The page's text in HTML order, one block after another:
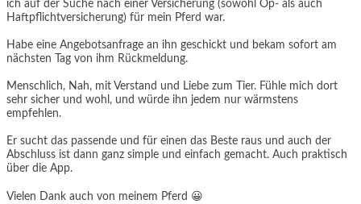
ich auf der Suche nach einer Versicherung (sowohl Op- als auch
Haftpflichtversicherung) für mein Pferd war.
Habe eine Angebotsanfrage an ihn geschickt und bekam sofort am
nächsten Tag von ihm Rückmeldung.
Menschlich, Nah, mit Verstand und Liebe zum Tier. Fühle mich dort
sehr sicher und wohl, und würde ihn jedem nur wärmstens
empfehlen.
Er sucht das passende und für einen das Beste raus und auch der
Abschluss ist dann ganz simple und einfach gemacht. Auch praktisch
über die App.
Vielen Dank auch von meinem Pferd 😀